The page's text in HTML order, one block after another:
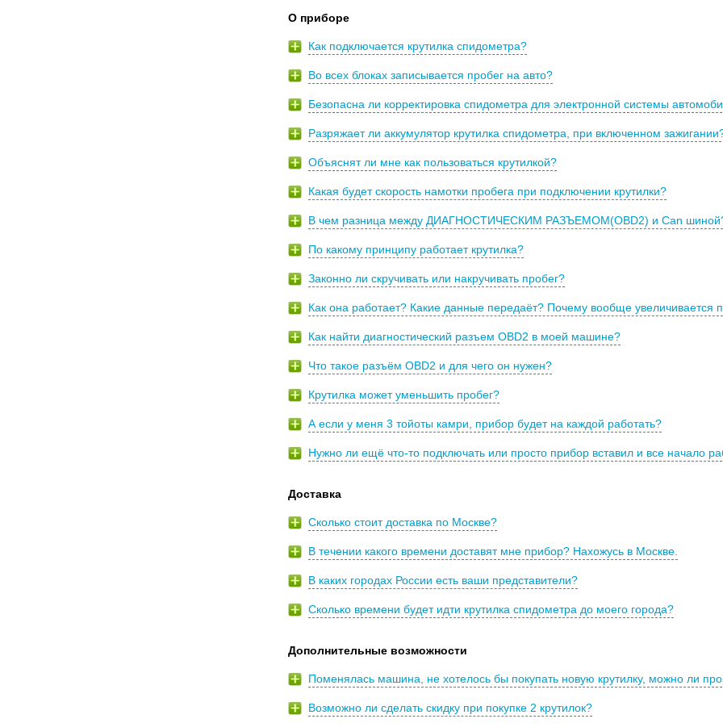
О приборе
Как подключается крутилка спидометра?
Во всех блоках записывается пробег на авто?
Безопасна ли корректировка спидометра для электронной системы
Разряжает ли аккумулятор крутилка спидометра, при включенном
Объяснят ли мне как пользоваться крутилкой?
Какая будет скорость намотки пробега при подключении крутилки?
В чем разница между ДИАГНОСТИЧЕСКИМ РАЗЪЕМОМ(OBD2) и Can
По какому принципу работает крутилка?
Законно ли скручивать или накручивать пробег?
Как она работает? Какие данные передаёт? Почему вообще увеличивается
Как найти диагностический разъем OBD2 в моей машине?
Что такое разъём OBD2 и для чего он нужен?
Крутилка может уменьшить пробег?
А если у меня 3 тойоты камри, прибор будет на каждой работать?
Нужно ли ещё что-то подключать или просто прибор вставил и все начало
Доставка
Сколько стоит доставка по Москве?
В течении какого времени доставят мне прибор? Нахожусь в Москве.
В каких городах России есть ваши представители?
Сколько времени будет идти крутилка спидометра до моего города?
Дополнительные возможности
Поменялась машина, не хотелось бы покупать новую крутилку, можно ли
Возможно ли сделать скидку при покупке 2 крутилок?